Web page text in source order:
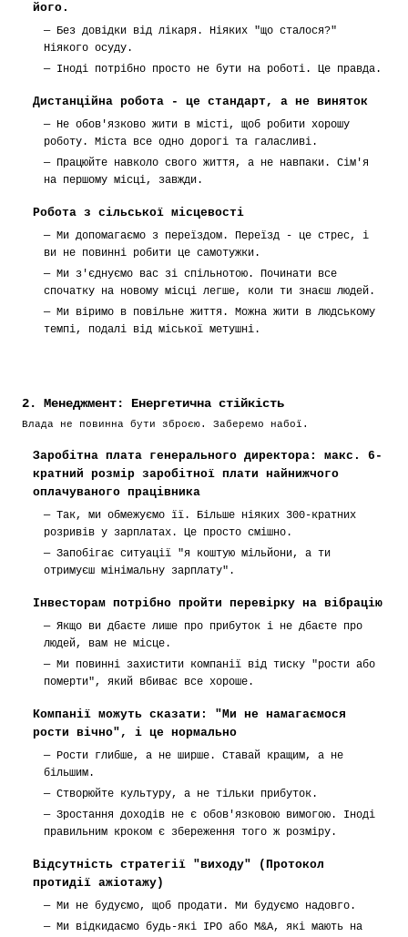
його.
— Без довідки від лікаря. Ніяких "що сталося?"
Ніякого осуду.
— Іноді потрібно просто не бути на роботі. Це правда.
Дистанційна робота - це стандарт, а не виняток
— Не обов'язково жити в місті, щоб робити хорошу
роботу. Міста все одно дорогі та галасливі.
— Працюйте навколо свого життя, а не навпаки. Сім'я
на першому місці, завжди.
Робота з сільської місцевості
— Ми допомагаємо з переїздом. Переїзд - це стрес, і
ви не повинні робити це самотужки.
— Ми з'єднуємо вас зі спільнотою. Починати все
спочатку на новому місці легше, коли ти знаєш людей.
— Ми віримо в повільне життя. Можна жити в людському
темпі, подалі від міської метушні.
2. Менеджмент: Енергетична стійкість
Влада не повинна бути зброєю. Заберемо набої.
Заробітна плата генерального директора: макс. 6-
кратний розмір заробітної плати найнижчого
оплачуваного працівника
— Так, ми обмежуємо її. Більше ніяких 300-кратних
розривів у зарплатах. Це просто смішно.
— Запобігає ситуації "я коштую мільйони, а ти
отримуєш мінімальну зарплату".
Інвесторам потрібно пройти перевірку на вібрацію
— Якщо ви дбаєте лише про прибуток і не дбаєте про
людей, вам не місце.
— Ми повинні захистити компанії від тиску "рости або
померти", який вбиває все хороше.
Компанії можуть сказати: "Ми не намагаємося
рости вічно", і це нормально
— Рости глибше, а не ширше. Ставай кращим, а не
більшим.
— Створюйте культуру, а не тільки прибуток.
— Зростання доходів не є обов'язковою вимогою. Іноді
правильним кроком є збереження того ж розміру.
Відсутність стратегії "виходу" (Протокол
протидії ажіотажу)
— Ми не будуємо, щоб продати. Ми будуємо надовго.
— Ми відкидаємо будь-які IPO або M&A, які мають на